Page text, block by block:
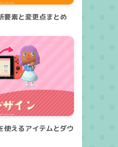
要素と変更点まとめ
使えるアイテムとダウ